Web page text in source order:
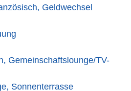
Geldwechsel
Gemeinschaftslounge/TV-
Sonnenterrasse